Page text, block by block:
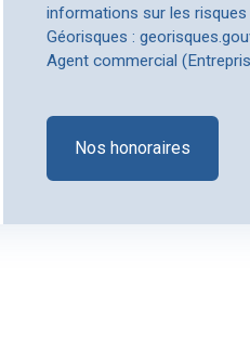
informations sur les
Géorisques :
Agent commercial
Nos honoraires